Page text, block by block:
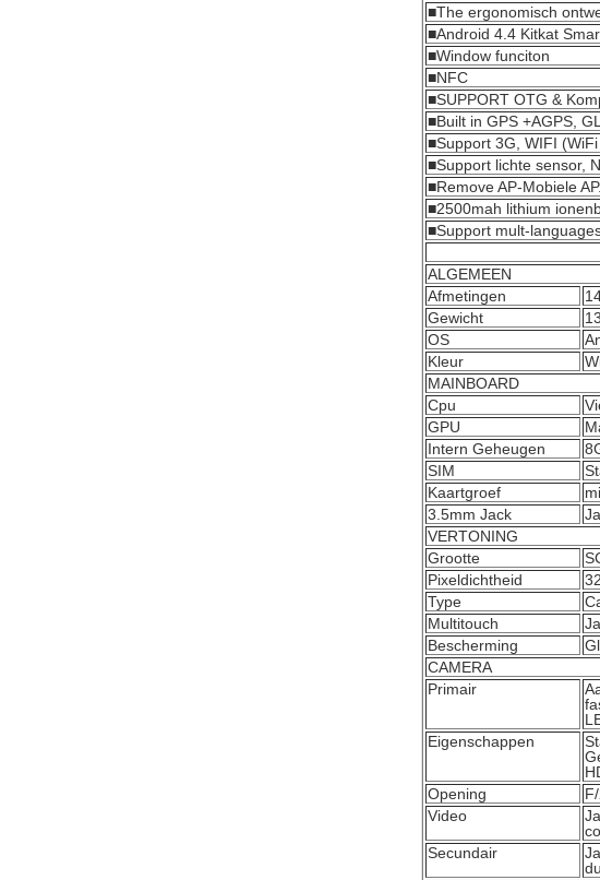
■The ergonomisch
■Android 4.4 Kitkat
■Window funciton
■NFC
■SUPPORT OTG &
■Built in GPS +AGPS,
■Support 3G, WIFI
■Support lichte sensor,
■Remove AP-Mobiele AP.
■2500mah lithium
■Support mult-
ALGEMEEN
Afmetingen
Gewicht
OS
Kleur
MAINBOARD
Cpu
GPU
Intern Geheugen
SIM
Kaartgroef
3.5mm Jack
Ja
VERTONING
Grootte
Pixeldichtheid
Type
Multitouch
Bescherming
CAMERA
Primair
Eigenschappen
Opening
Video
Secundair